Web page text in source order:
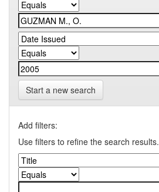
Start a new search
Add filters:
Use filters to refine the search results.